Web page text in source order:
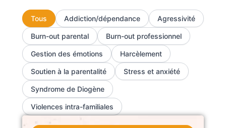
Tous Addiction/dépendance Agressivité
Burn-out parental Burn-out professionnel
Gestion des émotions Harcèlement
Soutien à la parentalité Stress et anxiété
Syndrome de Diogène
Violences intra-familiales